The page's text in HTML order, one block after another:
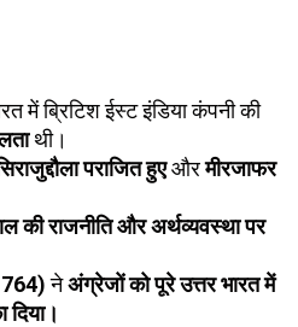
में ब्रिटिश ईस्ट इंडिया कंपनी की
थी।
पराजित हुएऔरमीरजाफर
की राजनीति और अर्थव्यवस्था पर
नेअंग्रेजों को पूरे उत्तर भारत में
दिया।